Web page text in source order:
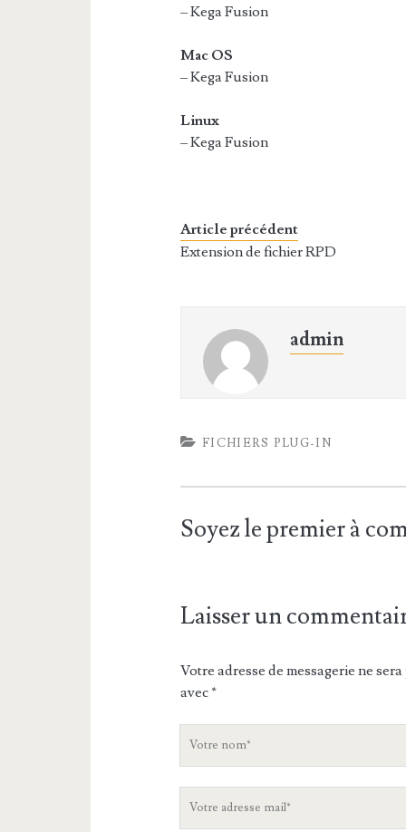
– Kega Fusion
Mac OS
– Kega Fusion
Linux
– Kega Fusion
Article précédent
Extension de fichier RPD
admin
FICHIERS PLUG-IN
Soyez le premier à
Laisser un
Votre adresse de messagerie ne
avec*
V
V